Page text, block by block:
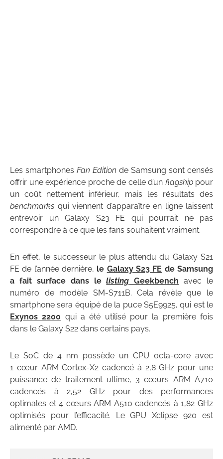
Les smartphones Fan Edition de Samsung sont censés
offrir une expérience proche de celle d’un flagshippour
un coût nettement inférieur, mais les résultats des
benchmarks qui viennent d’apparaître en ligne laissent
entrevoir un Galaxy S23 FE qui pourrait ne pas
correspondre à ce que les fans souhaitent vraiment.
En effet, le successeur le plus attendu du Galaxy S21
FE de l’année dernière, le Galaxy S23 FE de Samsung
a fait surface dans lelisting Geekbench avec le
numéro de modèle SM-S711B. Cela révèle que le
smartphone sera équipé de la puce S5E9925, qui est le
Exynos 2200 qui a été utilisé pour la première fois
dans le Galaxy S22 dans certains pays.
Le SoC de 4 nm possède un CPU octa-core avec
1 cœur ARM Cortex-X2 cadencé à 2,8 GHz pour une
puissance de traitement ultime, 3 cœurs ARM A710
cadencés à 2,52 GHz pour des performances
optimales et 4 cœurs ARM A510 cadencés à 1,82 GHz
optimisés pour l’efficacité. Le GPU Xclipse 920 est
alimenté par AMD.